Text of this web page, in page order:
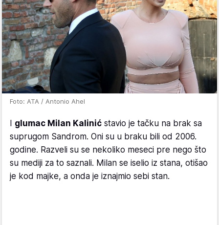
Foto: ATA / Antonio Ahel
I glumac Milan Kalinić stavio je tačku na brak sa
suprugom Sandrom. Oni su u braku bili od 2006.
godine. Razveli su se nekoliko meseci pre nego što
su mediji za to saznali. Milan se iselio iz stana, otišao
je kod majke, a onda je iznajmio sebi stan.